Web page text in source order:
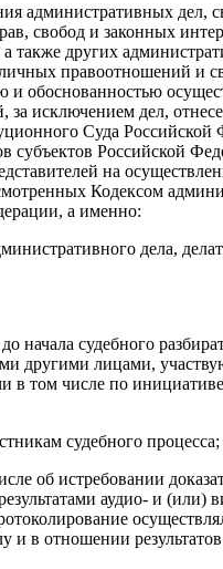
административных дел,
свобод и законных
также других
правоотношений и
и обоснованностью
исключением дел,
Суда Российской
субъектов Российской
на
Кодексом
а именно:
дела,
начала судебного
другими лицами,
в том числе по инициативе
судебного процесса;
об истребовании
аудио- и (или)
и в отношении